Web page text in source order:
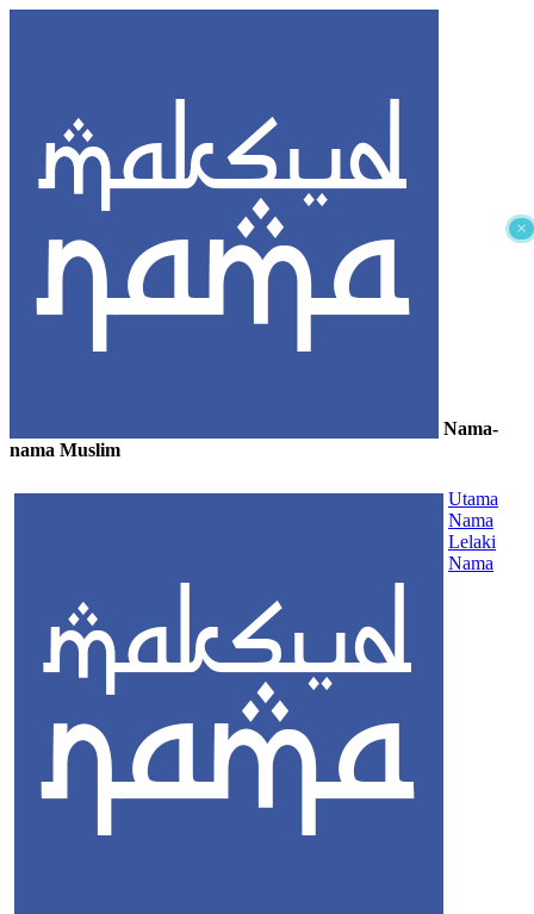
×
Nama-
nama Muslim
Utama
Nama
Lelaki
Nama